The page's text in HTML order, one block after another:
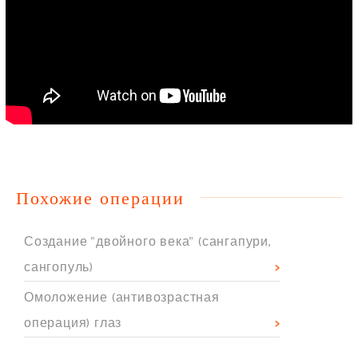
Похожие операции
Создание "двойного века" (сангапури,
сангопуль)
Омоложение (антивозрастная
операция) глаз